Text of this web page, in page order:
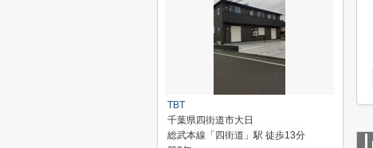
TBT
千葉県四街道市大日
総武本線「四街道」駅 徒歩13分